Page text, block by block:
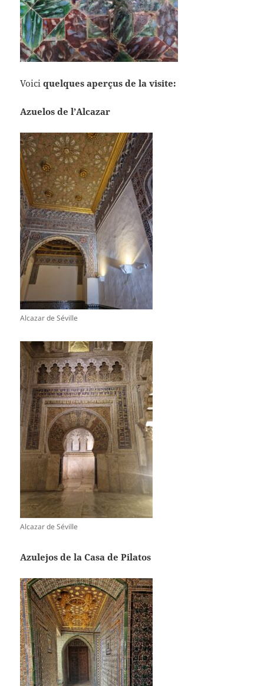
Voici quelques aperçus de la visite:
Azuelos de l’Alcazar
Alcazar de Séville
Alcazar de Séville
Azulejos de la Casa de Pilatos